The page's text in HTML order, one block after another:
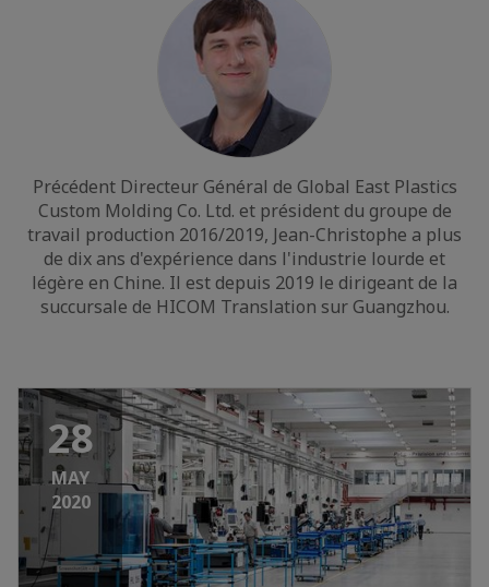
Précédent Directeur Général de Global East Plastics
Custom Molding Co. Ltd. et président du groupe de
travail production 2016/2019, Jean-Christophe a plus
de dix ans d'expérience dans l'industrie lourde et
légère en Chine. Il est depuis 2019 le dirigeant de la
succursale de HICOM Translation sur Guangzhou.
28
MAY
2020